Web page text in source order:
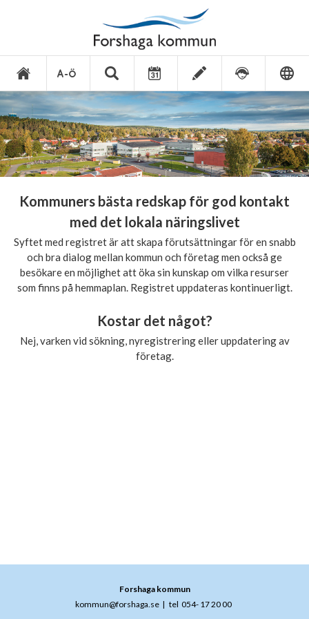
Kommuners bästa redskap för god kontakt
med det lokala näringslivet
Syftet med registret är att skapa förutsättningar för en snabb
och bra dialog mellan kommun och företag men också ge
besökare en möjlighet att öka sin kunskap om vilka resurser
som finns på hemmaplan. Registret uppdateras kontinuerligt.
Kostar det något?
Nej, varken vid sökning, nyregistrering eller uppdatering av
företag.
Forshaga kommun
kommun@forshaga.se| tel 054- 17 20 00